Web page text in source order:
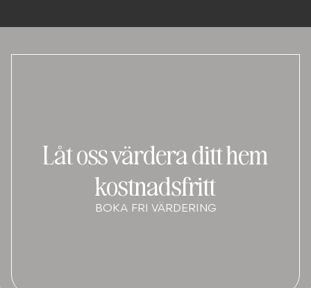
Låt oss värdera ditt hem
kostnadsfritt
BOKA FRI VÄRDERING